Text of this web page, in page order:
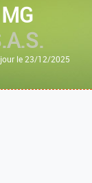
le 23/12/2025